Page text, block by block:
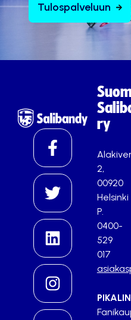
Tulospalveluun
ry
2,
00920
Helsinki
P.
0400-
529
017